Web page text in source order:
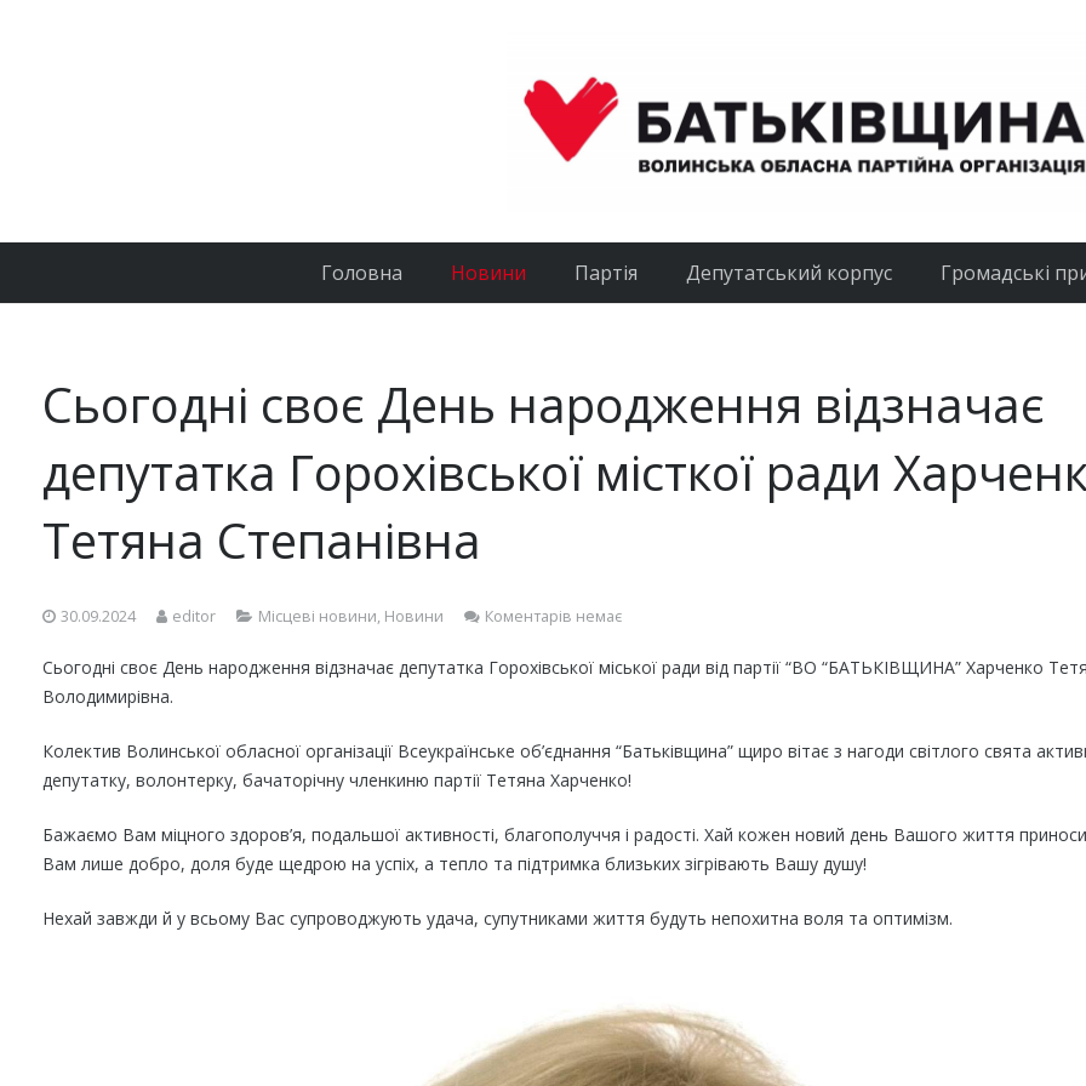
Головна Новини Партія Депутатський корпус Громадські
Сьогодні своє День народження відзначає
депутатка Горохівської місткої ради
Тетяна Степанівна
30.09.2024 editor Місцеві новини, Новини Коментарів немає
Сьогодні своє День народження відзначає депутатка Горохівської міської ради від партії “ВО “БАТЬКІВЩИНА” Харченко
Володимирівна.
Колектив Волинської обласної організації Всеукраїнське об’єднання “Батьківщина” щиро вітає з нагоди світлого свята
депутатку, волонтерку, бачаторічну членкиню партії Тетяна Харченко!
Бажаємо Вам міцного здоров’я, подальшої активності, благополуччя і радості. Хай кожен новий день Вашого життя
Вам лише добро, доля буде щедрою на успіх, а тепло та підтримка близьких зігрівають Вашу душу!
Нехай завжди й у всьому Вас супроводжують удача, супутниками життя будуть непохитна воля та оптимізм.